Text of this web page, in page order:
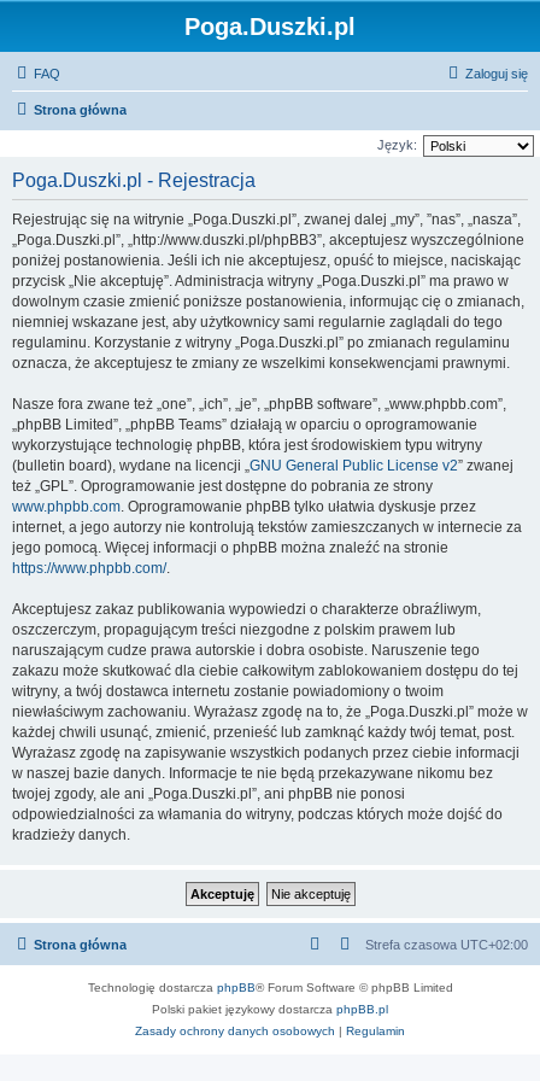
Poga.Duszki.pl
FAQ Zaloguj się
Strona główna
Język:
Poga.Duszki.pl - Rejestracja
Rejestrując się na witrynie „Poga.Duszki.pl”, zwanej dalej „my”, ”nas”, „nasza”,
„Poga.Duszki.pl”, „http://www.duszki.pl/phpBB3”, akceptujesz wyszczególnione
poniżej postanowienia. Jeśli ich nie akceptujesz, opuść to miejsce, naciskając
przycisk „Nie akceptuję”. Administracja witryny „Poga.Duszki.pl” ma prawo w
dowolnym czasie zmienić poniższe postanowienia, informując cię o zmianach,
niemniej wskazane jest, aby użytkownicy sami regularnie zaglądali do tego
regulaminu. Korzystanie z witryny „Poga.Duszki.pl” po zmianach regulaminu
oznacza, że akceptujesz te zmiany ze wszelkimi konsekwencjami prawnymi.
Nasze fora zwane też „one”, „ich”, „je”, „phpBB software”, „www.phpbb.com”,
„phpBB Limited”, „phpBB Teams” działają w oparciu o oprogramowanie
wykorzystujące technologię phpBB, która jest środowiskiem typu witryny
(bulletin board), wydane na licencji „GNU General Public License v2” zwanej
też „GPL”. Oprogramowanie jest dostępne do pobrania ze strony
www.phpbb.com. Oprogramowanie phpBB tylko ułatwia dyskusje przez
internet, a jego autorzy nie kontrolują tekstów zamieszczanych w internecie za
jego pomocą. Więcej informacji o phpBB można znaleźć na stronie
https://www.phpbb.com/.
Akceptujesz zakaz publikowania wypowiedzi o charakterze obraźliwym,
oszczerczym, propagującym treści niezgodne z polskim prawem lub
naruszającym cudze prawa autorskie i dobra osobiste. Naruszenie tego
zakazu może skutkować dla ciebie całkowitym zablokowaniem dostępu do tej
witryny, a twój dostawca internetu zostanie powiadomiony o twoim
niewłaściwym zachowaniu. Wyrażasz zgodę na to, że „Poga.Duszki.pl” może w
każdej chwili usunąć, zmienić, przenieść lub zamknąć każdy twój temat, post.
Wyrażasz zgodę na zapisywanie wszystkich podanych przez ciebie informacji
w naszej bazie danych. Informacje te nie będą przekazywane nikomu bez
twojej zgody, ale ani „Poga.Duszki.pl”, ani phpBB nie ponosi
odpowiedzialności za włamania do witryny, podczas których może dojść do
kradzieży danych.
Strona główna Strefa czasowa UTC+02:00
Technologię dostarcza phpBB® Forum Software © phpBB Limited
Polski pakiet językowy dostarcza phpBB.pl
Zasady ochrony danych osobowych | Regulamin